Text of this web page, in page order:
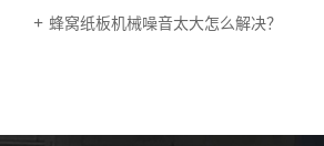
蜂窝纸板机械噪音太大怎么解决？